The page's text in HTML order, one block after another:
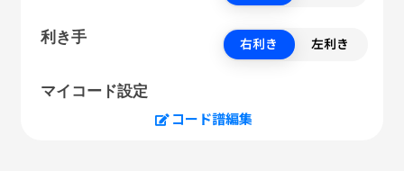
利き手 右利き 左利き
マイコード設定
コード譜編集